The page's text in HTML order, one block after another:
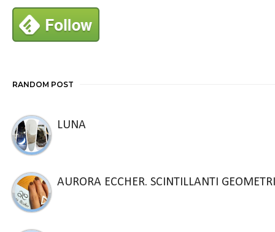
RANDOM POST
LUNA
AURORA ECCHER. SCINTILLANTI